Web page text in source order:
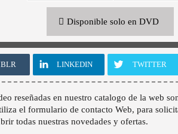
Disponible solo en DVD
LINKEDIN TWITTER
reseñadas en nuestro catalogo de la web
el formulario de contacto Web, para
todas nuestras novedades y ofertas.